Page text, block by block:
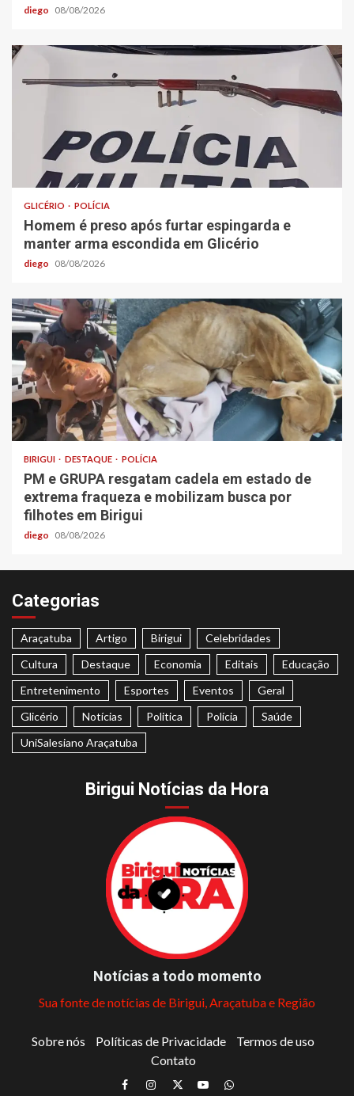
diego 08/08/2026
GLICÉRIO POLÍCIA
Homem é preso após furtar espingarda e
manter arma escondida em Glicério
diego 08/08/2026
BIRIGUI DESTAQUE POLÍCIA
PM e GRUPA resgatam cadela em estado de
extrema fraqueza e mobilizam busca por
filhotes em Birigui
diego 08/08/2026
Categorias
Araçatuba Artigo Birigui
Celebridades
Cultura
Destaque Economia Editais
Educação
Entretenimento
Esportes Eventos
Geral
Glicério
Notícias Politica Polícia
Saúde
UniSalesiano Araçatuba
Birigui Notícias da Hora
Notícias a todo momento
Sua fonte de notícias de Birigui, Araçatuba e Região
Sobre nós Políticas de Privacidade
Termos de uso
Contato
Facebook
Instagram
TwitterYoutubeWhatsapp